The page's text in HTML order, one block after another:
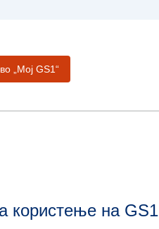
„Moj GS1“
користење на GS1